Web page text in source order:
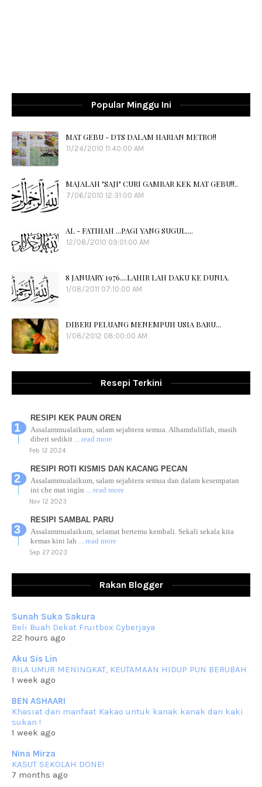
Popular Minggu Ini
MAT GEBU - DTS DALAM HARIAN METRO!!
11/24/2010 11:40:00 AM
MAJALAH "SAJI" CURI GAMBAR KEK MAT GEBU!!..
7/06/2010 12:31:00 AM
AL - FATIHAH ...PAGI YANG SUGUL....
12/08/2010 09:01:00 AM
8 JANUARY 1976....LAHIR LAH DAKU KE DUNIA.
1/08/2011 07:10:00 AM
DIBERI PELUANG MENEMPUH USIA BARU...
1/08/2012 08:00:00 AM
Resepi Terkini
RESIPI KEK PAUN OREN
Assalammualaikum, salam sejahtera semua. Alhamdulillah, masih
diberi sedikit ... read more
Feb 12 2024
RESIPI ROTI KISMIS DAN KACANG PECAN
Assalammualaikum, salam sejahtera semua dan dalam kesempatan
ini che mat ingin ... read more
Nov 12 2023
RESIPI SAMBAL PARU
Assalammualaikum, selamat bertemu kembali. Sekali sekala kita
kemas kini lah ... read more
Sep 27 2023
Assalammualaikum, salam sejahtera dan salam rindu untuk semua.
RESIPI KUIH KASWI KELEDEK UNGU
Assalammualaikum, salam semua. Masih belum terlambat untuk che
mat ucapkan
Jun 30 2023
RESIPI KURMA AYAM MERAH
Assalammualaikum, salam semua. Hari ni 4 Zulhijjah 1444 Hijrah,
Jun 23 2023
RESIPI SAMBAL PARU
Assalammualaikum, salam sejahtera semua. Lama betul che mat tak
Jun 20 2023
RESIPI PISANG MUDA MASAK LEMAK
Rakan Blogger
Sunah Suka Sakura
Beli Buah Dekat Fruitbox Cyberjaya
22 hours ago
Aku Sis Lin
BILA UMUR MENINGKAT, KEUTAMAAN HIDUP PUN BERUBAH
1 week ago
BEN ASHAARI
Khasiat dan manfaat Kakao untuk kanak kanak dan kaki
sukan !
1 week ago
Nina Mirza
KASUT SEKOLAH DONE!
7 months ago